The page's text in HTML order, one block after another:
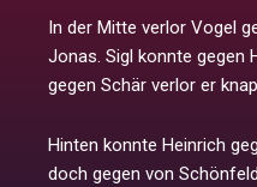
In der Mitte verlor Vogel
Jonas. Sigl konnte gegen
gegen Schär verlor er
Hinten konnte Heinrich
doch gegen von